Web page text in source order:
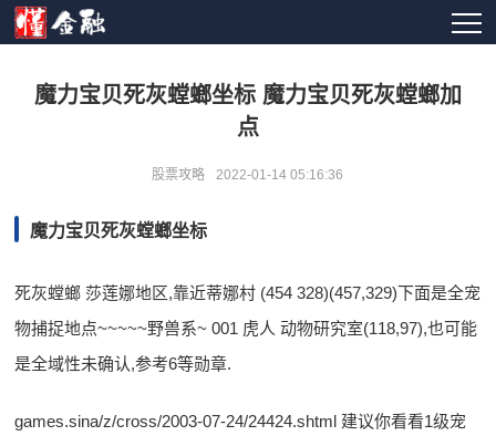
魔力宝贝死灰螳螂坐标 魔力宝贝死灰螳螂加
点
股票攻略 2022-01-14 05:16:36
魔力宝贝死灰螳螂坐标
死灰螳螂 莎莲娜地区,靠近蒂娜村 (454 328)(457,329)下面是全宠
物捕捉地点~~~~~野兽系~ 001 虎人 动物研究室(118,97),也可能
是全域性未确认,参考6等勋章.
games.sina/z/cross/2003-07-24/24424.shtml 建议你看看1级宠